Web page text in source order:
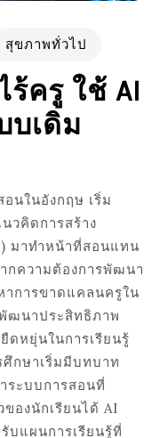
สุขภาพทั่วไป
ร้ครู ใช้ AI
เดิม
นในอังกฤษ เริ่ม
วคิดการสร้าง
มาทำหน้าที่สอนแทน
กความต้องการพัฒนา
การขาดแคลนครูใน
ฒนาประสิทธิภาพ
ดหยุ่นในการเรียนรู้
กษาเริ่มมีบทบาท
ะบบการสอนที่
องนักเรียนได้ AI
บแผนการเรียนรู้ที่